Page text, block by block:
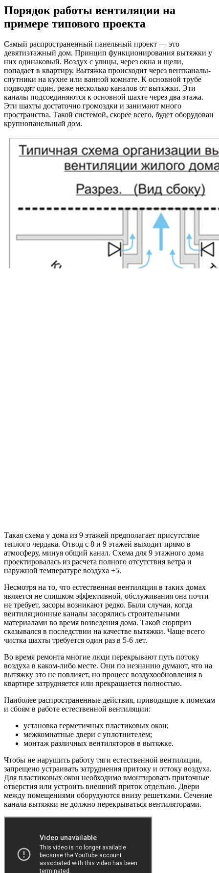
Порядок работы вентиляции на
примере типового проекта
Самый распространенный панельный проект — это
девятиэтажный дом. Принцип функционирования вытяжки у
них одинаковый. Воздух с улицы, через окна и щели,
попадает в квартиру. Вытяжка происходит через вентканалы-
спутники на кухне или ванной комнате. К основной трубе
подводят один, реже несколько каналов от вытяжки. Эти
каналы подсоединяются к основной шахте через два этажа.
Эти шахты достаточно громоздки и занимают много
пространства. Такой системой, скорее всего, будет оборудован
крупнопанельный дом.
Такая схема у дома из 9 этажей предполагает присутствие
теплого чердака. Отвод с 8 и 9 этажей выходит прямо в
атмосферу, минуя общий канал. Схема для 9 этажного дома
проектировалась из расчета полного отсутствия ветра и
наружной температуре воздуха +5.
Несмотря на то, что естественная вентиляция в таких домах
является не слишком эффективной, обслуживания она почти
не требует, засоры возникают редко. Были случаи, когда
вентиляционные каналы засорялись строительными
материалами во время возведения дома. Такой сюрприз
сказывался в последствии на качестве вытяжки. Чаще всего
чистка шахты требуется один раз в 5-6 лет.
Во время ремонта многие люди перекрывают путь потоку
воздуха в каком-либо месте. Они по незнанию думают, что на
вытяжку это не повлияет, но процесс воздухообновления в
квартире затрудняется или прекращается полностью.
Наиболее распространенные действия, приводящие к помехам
и сбоям в работе естественной вентиляции:
установка герметичных пластиковых окон;
межкомнатные двери с уплотнителем;
монтаж различных вентиляторов в вытяжке.
Чтобы не нарушить работу тяги естественной вентиляции,
запрещено устраивать затруднения притоку и оттоку воздуха.
Для пластиковых окон необходимо вмонтировать приточные
отверстия или устроить внешний приток отдельно. Двери
между помещениями оборудуются внизу решетками. Сечение
канала вытяжки не должно перекрываться вентиляторами.